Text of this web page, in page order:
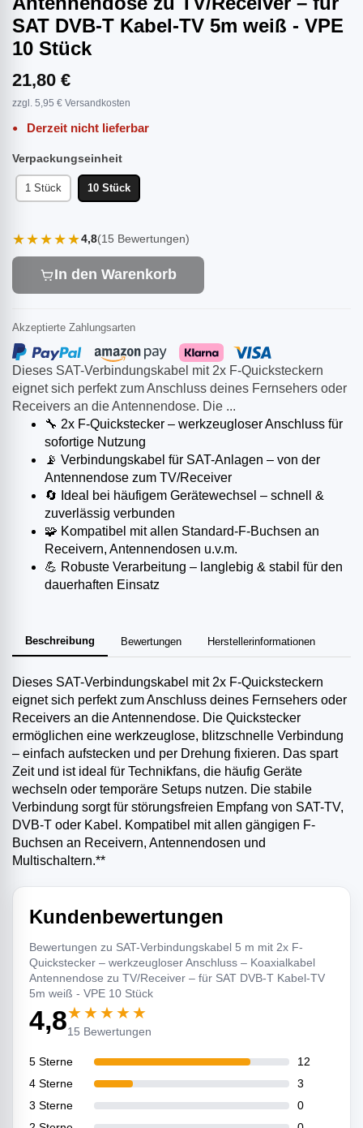
SAT DVB-T Kabel-TV 5m weiß - VPE
10 Stück
Dieses SAT-Verbindungskabel mit 2x F-Quicksteckern
eignet sich perfekt zum Anschluss deines Fernsehers oder
Receivers an die Antennendose. Die ...
🔧 2x F-Quickstecker – werkzeugloser Anschluss für
sofortige Nutzung
📡 Verbindungskabel für SAT-Anlagen – von der
Antennendose zum TV/Receiver
🔄 Ideal bei häufigem Gerätewechsel – schnell &
zuverlässig verbunden
🧩 Kompatibel mit allen Standard-F-Buchsen an
Receivern, Antennendosen u.v.m.
💪 Robuste Verarbeitung – langlebig & stabil für den
dauerhaften Einsatz
Beschreibung Bewertungen Herstellerinformationen
Dieses SAT-Verbindungskabel mit 2x F-Quicksteckern
eignet sich perfekt zum Anschluss deines Fernsehers oder
Receivers an die Antennendose. Die Quickstecker
ermöglichen eine werkzeuglose, blitzschnelle Verbindung
– einfach aufstecken und per Drehung fixieren. Das spart
Zeit und ist ideal für Technikfans, die häufig Geräte
wechseln oder temporäre Setups nutzen. Die stabile
Verbindung sorgt für störungsfreien Empfang von SAT-TV,
DVB-T oder Kabel. Kompatibel mit allen gängigen F-
Buchsen an Receivern, Antennendosen und
Multischaltern.**
Kundenbewertungen
Bewertungen zu SAT-Verbindungskabel 5 m mit 2x F-
Quickstecker – werkzeugloser Anschluss – Koaxialkabel
Antennendose zu TV/Receiver – für SAT DVB-T Kabel-TV
5m weiß - VPE 10 Stück
4,8★★★★★
15 Bewertungen
5 Sterne
12
4 Sterne
3
3 Sterne
0
21,80 €
zzgl. 5,95 € Versandkosten
Derzeit nicht lieferbar
Verpackungseinheit
1 Stück 10 Stück
★★★★★4,8(15 Bewertungen)
In den Warenkorb
Akzeptierte Zahlungsarten